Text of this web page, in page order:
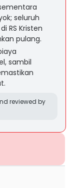
seluruh
RS Kristen
pulang.
sambil
reviewed by